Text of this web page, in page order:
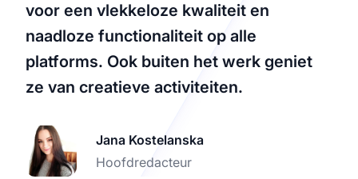
voor een vlekkeloze kwaliteit en
naadloze functionaliteit op alle
platforms. Ook buiten het werk geniet
ze van creatieve activiteiten.
Jana Kostelanska
Hoofdredacteur